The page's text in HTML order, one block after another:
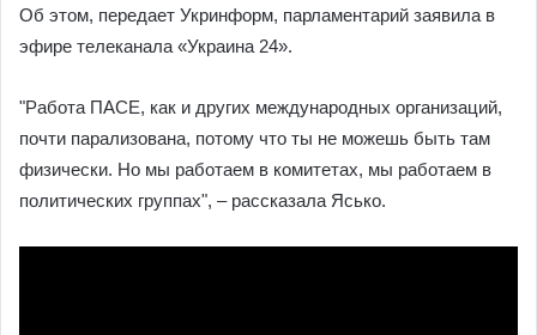
Об этом, передает Укринформ, парламентарий заявила в
эфире телеканала «Украина 24».
"Работа ПАСЕ, как и других международных организаций,
почти парализована, потому что ты не можешь быть там
физически. Но мы работаем в комитетах, мы работаем в
политических группах", – рассказала Ясько.